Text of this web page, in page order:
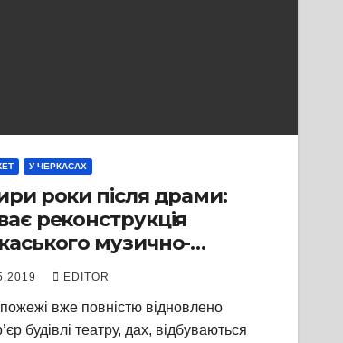
У ЧЕРКАСАХ
роки після драми:
реконструкція
музично-
театру ім.
Шевченка
EDITOR
вже повністю відновлено
будівлі театру, дах, відбуваються